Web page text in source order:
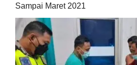
Sampai Maret 2021